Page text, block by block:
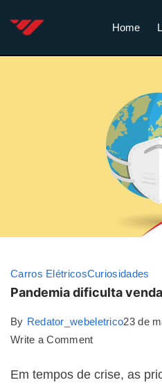
Home
Carros ElétricosCuriosidades
Pandemia dificulta
By Redator_webeletrico23 de
Write a Comment
Em tempos de crise, as